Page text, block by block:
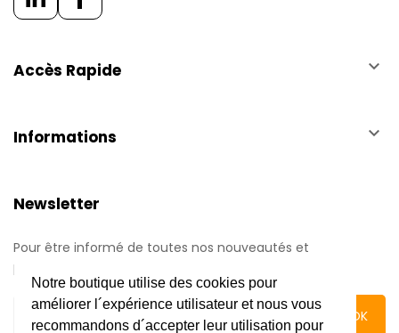
Notre boutique utilise des cookies pour
améliorer l´expérience utilisateur et nous vous
recommandons d´accepter leur utilisation pour
Accès Rapide keyboard_arrow_down
Informations keyboard_arrow_down
Newsletter
Pour être informé de toutes nos nouveautés et
promotions.